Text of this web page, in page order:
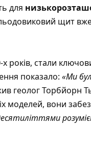
для
щит вже
х років, стали
показало: «Ми
геолог Торбйорн
моделей, вони